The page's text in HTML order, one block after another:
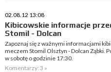
02.08.12 13:08
Kibicowskie informacje
Stomil - Dolcan
Zapoznaj się z ważnymi informacjami
meczem Stomil Olsztyn - Dolcan Ząbki.
w sobotę o godzinie 17:30.
Komentarzy: 3 »